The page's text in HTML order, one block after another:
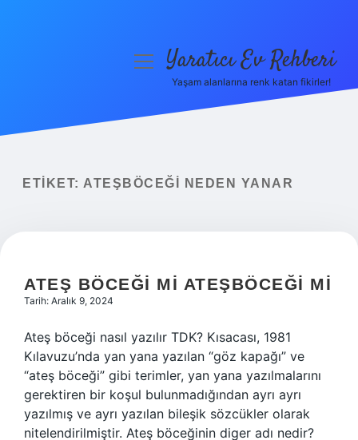
Yasal Uyarı
menüyüYaratıcı Ev Rehberi
Yaşam alanlarına renk katan fikirler!
ETIKET: ATEŞBÖCEĞI NEDEN YANAR
ATEŞ BÖCEĞI MI ATEŞBÖCEĞI MI
Tarih: Aralık 9, 2024
Ateş böceği nasıl yazılır TDK? Kısacası, 1981
Kılavuzu’nda yan yana yazılan “göz kapağı” ve
“ateş böceği” gibi terimler, yan yana yazılmalarını
gerektiren bir koşul bulunmadığından ayrı ayrı
yazılmış ve ayrı yazılan bileşik sözcükler olarak
nitelendirilmiştir. Ateş böceğinin diger adı nedir?